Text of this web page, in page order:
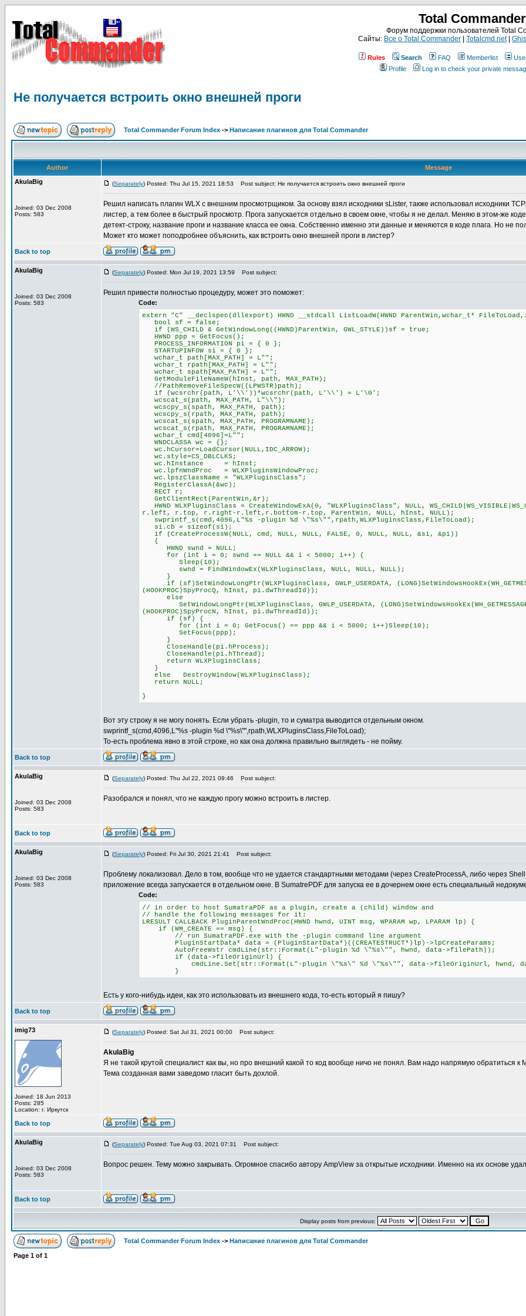
Total Commander
Форум поддержки пользователей Total
Сайты: Все о Total Commander Totalcmd.net|
Rules Search FAQ Memberlist
Profile
Log in to check your private
Не получается встроить окно внешней проги
Total Commander Forum Index -> Написание плагинов для Total Commander
Author
Message
AkulaBig
Joined: 03 Dec 2008
Posts: 583
(Separately) Posted: Thu Jul 15, 2021 18:53 Post subject: Не получается встроить окно внешней проги
Решил написать плагин WLX с внешним просмотрщиком. За основу взял исходники sLister, также использовал исходники
листер, а тем более в быстрый просмотр. Прога запускается отдельно в своем окне, чтобы я не делал. Меняю в этом-же
детект-строку, название проги и название класса ее окна. Собственно именно эти данные и меняются в коде плага. Но не
Может кто может поподробнее объяснить, как встроить окно внешней проги в листер?
Back to top
AkulaBig
Joined: 03 Dec 2008
Posts: 583
(Separately) Posted: Mon Jul 19, 2021 13:59 Post subject:
Решил привести полностью процедуру, может это поможет:
Code:
extern "C" __declspec(dllexport) HWND __stdcall ListLoadW(HWND ParentWin,wchar_t*
bool sf = false;
if (WS_CHILD & GetWindowLong((HWND)ParentWin, GWL_STYLE))sf = true;
HWND ppp = GetFocus();
PROCESS_INFORMATION pi = { 0 };
STARTUPINFOW si = { 0 };
wchar_t path[MAX_PATH] = L"";
wchar_t rpath[MAX_PATH] = L"";
wchar_t spath[MAX_PATH] = L"";
GetModuleFileNameW(hInst, path, MAX_PATH);
//PathRemoveFileSpecW((LPWSTR)path);
if (wcsrchr(path, L'\\'))*wcsrchr(path, L'\\') = L'\0';
wcscat_s(path, MAX_PATH, L"\\");
wcscpy_s(spath, MAX_PATH, path);
wcscpy_s(rpath, MAX_PATH, path);
wcscat_s(spath, MAX_PATH, PROGRAMNAME);
wcscat_s(rpath, MAX_PATH, PROGRAMNAME);
wchar_t cmd[4096]=L"";
WNDCLASSA wc = {};
wc.hCursor=LoadCursor(NULL,IDC_ARROW);
wc.style=CS_DBLCLKS;
wc.hInstance = hInst;
wc.lpfnWndProc = WLXPluginsWindowProc;
wc.lpszClassName = "WLXPluginsClass";
RegisterClassA(&wc);
RECT r;
GetClientRect(ParentWin,&r);
HWND WLXPluginsClass = CreateWindowExA(0, "WLXPluginsClass", NULL,
r.left, r.top, r.right-r.left,r.bottom-r.top, ParentWin, NULL, hInst, NULL);
swprintf_s(cmd,4096,L"%s -plugin %d \"%s\"",rpath,WLXPluginsClass,FileToLoad);
si.cb = sizeof(si);
if (CreateProcessW(NULL, cmd, NULL, NULL, FALSE, 0, NULL, NULL, &si, &pi))
{
HWND swnd = NULL;
for (int i = 0; swnd == NULL && i < 5000; i++) {
Sleep(10);
swnd = FindWindowEx(WLXPluginsClass, NULL, NULL, NULL);
}
if (sf)SetWindowLongPtr(WLXPluginsClass, GWLP_USERDATA,
(HOOKPROC)SpyProcQ, hInst, pi.dwThreadId));
else
SetWindowLongPtr(WLXPluginsClass, GWLP_USERDATA,
(HOOKPROC)SpyProcN, hInst, pi.dwThreadId));
if (sf) {
for (int i = 0; GetFocus() == ppp && i < 5000; i++)Sleep(10);
SetFocus(ppp);
}
CloseHandle(pi.hProcess);
CloseHandle(pi.hThread);
return WLXPluginsClass;
}
else DestroyWindow(WLXPluginsClass);
return NULL;
}
Вот эту строку я не могу понять. Если убрать -plugin, то и суматра выводится отдельным окном.
swprintf_s(cmd,4096,L"%s -plugin %d \"%s\"",rpath,WLXPluginsClass,FileToLoad);
То-есть проблема явно в этой строке, но как она должна правильно выглядеть - не пойму.
Back to top
AkulaBig
Joined: 03 Dec 2008
Posts: 583
(Separately) Posted: Thu Jul 22, 2021 09:46 Post subject:
Разобрался и понял, что не каждую прогу можно встроить в листер.
Back to top
AkulaBig
Joined: 03 Dec 2008
Posts: 583
(Separately) Posted: Fri Jul 30, 2021 21:41 Post subject:
Проблему локализовал. Дело в том, вообще что не удается стандартными методами (через CreateProcessA, либо через
приложение всегда запускается в отдельном окне. В SumatrePDF для запуска ее в дочернем окне есть специальный
Code:
// in order to host SumatraPDF as a plugin, create a (child) window and
// handle the following messages for it:
LRESULT CALLBACK PluginParentWndProc(HWND hwnd, UINT msg, WPARAM wp, LPARAM lp) {
if (WM_CREATE == msg) {
// run SumatraPDF.exe with the -plugin command line argument
PluginStartData* data = (PluginStartData*)((CREATESTRUCT*)lp)->lpCreateParams;
AutoFreeWstr cmdLine(str::Format(L"-plugin %d \"%s\"", hwnd, data->filePath));
if (data->fileOriginUrl) {
cmdLine.Set(str::Format(L"-plugin \"%s\" %d \"%s\"", data->fileOriginUrl, hwnd,
}
Есть у кого-нибудь идеи, как это использовать из внешнего кода, то-есть который я пишу?
Back to top
imig73
Joined: 18 Jun 2013
Posts: 285
Location: г. Иркутск
(Separately) Posted: Sat Jul 31, 2021 00:00 Post subject:
AkulaBig
Я не такой крутой специалист как вы, но про внешний какой то код вообще ничо не понял. Вам надо напрямую обратиться
Тема созданная вами заведомо гласит быть дохлой.
Back to top
AkulaBig
Joined: 03 Dec 2008
Posts: 583
(Separately) Posted: Tue Aug 03, 2021 07:31 Post subject:
Вопрос решен. Тему можно закрывать. Огромное спасибо автору AmpView за открытые исходники. Именно на их основе
Back to top
Display posts from previous:
Total Commander Forum Index -> Написание плагинов для Total Commander
Page 1 of 1